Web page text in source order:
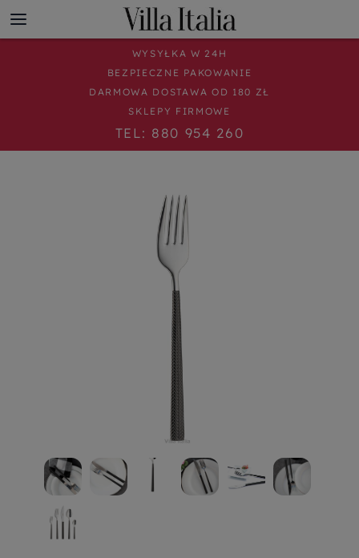
WYSYŁKA W 24H
BEZPIECZNE PAKOWANIE
DARMOWA DOSTAWA OD 180 ZŁ
SKLEPY FIRMOWE
TEL: 880 954 260